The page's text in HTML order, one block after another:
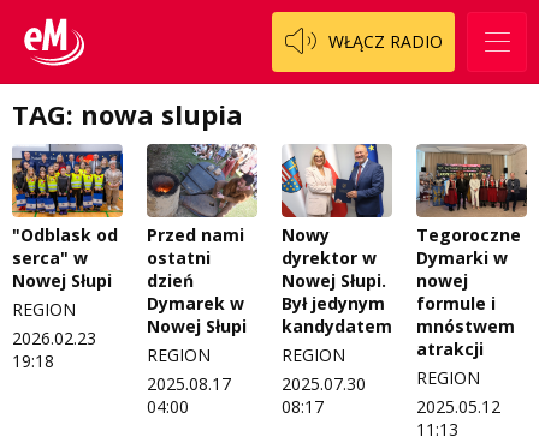
WŁĄCZ RADIO
TAG: nowa slupia
"Odblask od
serca" w
Nowej Słupi
REGION
2026.02.23
19:18
Przed nami
ostatni
dzień
Dymarek w
Nowej Słupi
REGION
2025.08.17
04:00
Nowy
dyrektor w
Nowej Słupi.
Był jedynym
kandydatem
REGION
2025.07.30
08:17
Tegoroczne
Dymarki w
nowej
formule i
mnóstwem
atrakcji
REGION
2025.05.12
11:13